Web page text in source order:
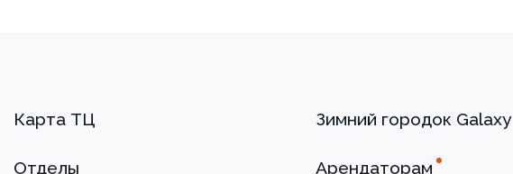
Карта ТЦ
Отделы
Зимний городок Galaxy
Арендаторам